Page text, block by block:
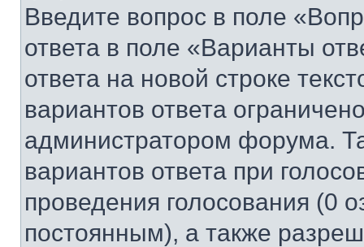
Введите вопрос в поле
ответа в поле «Варианты
ответа на новой строке
вариантов ответа
администратором форума.
вариантов ответа при
проведения голосования (0
постоянным), а также